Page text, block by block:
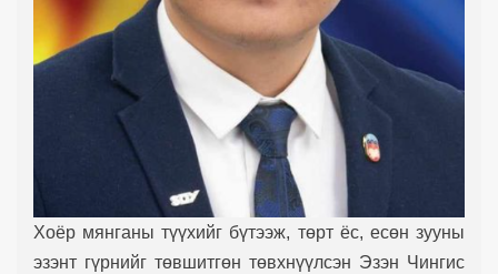
Хоёр мянганы түүхийг бүтээж, төрт ёс, есөн зууны
эзэнт гүрнийг төвшитгөн төвхнүүлсэн Эзэн Чингис